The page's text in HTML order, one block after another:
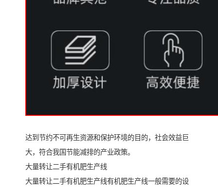
达到节约不可再生资源和保护环境的目的，社会效益巨
大，符合我国节能减排的产业政策。
大量转让二手有机肥生产线
大量转让二手有机肥生产线有机肥生产线一般需要的设